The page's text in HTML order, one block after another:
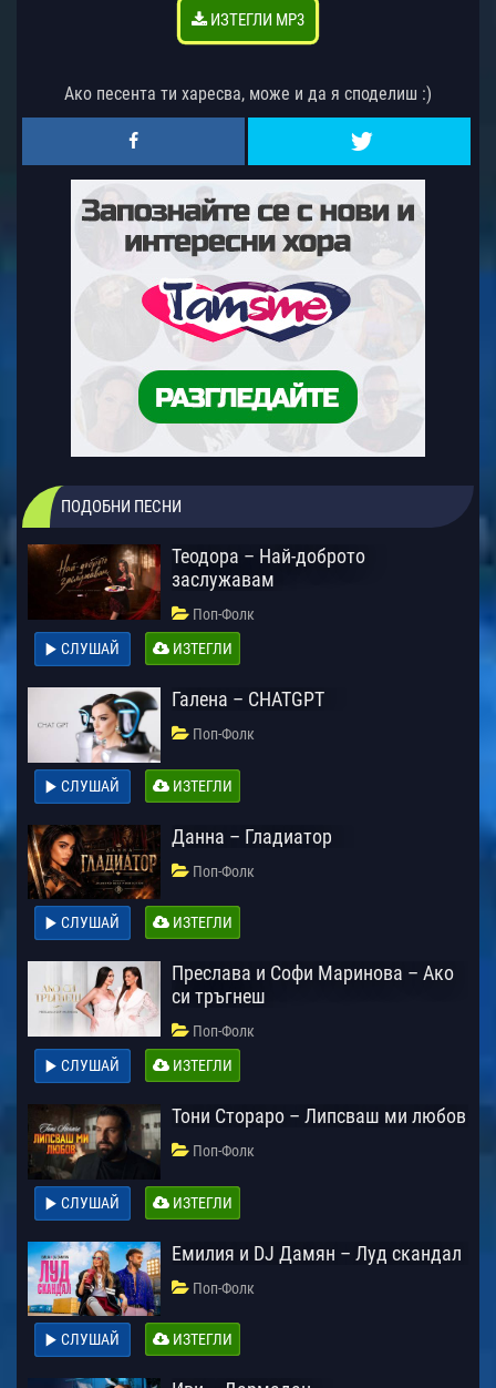
ИЗТЕГЛИ MP3
Ако песента ти харесва, може и да я споделиш :)
ПОДОБНИ ПЕСНИ
Теодора – Най-доброто
заслужавам
Поп-Фолк
СЛУШАЙ
ИЗТЕГЛИ
Галена – CHATGPT
Поп-Фолк
СЛУШАЙ ИЗТЕГЛИ
Данна – Гладиатор
Поп-Фолк
СЛУШАЙ ИЗТЕГЛИ
Преслава и Софи Маринова – Ако
си тръгнеш
Поп-Фолк
СЛУШАЙ
ИЗТЕГЛИ
Тони Стораро – Липсваш ми любов
Поп-Фолк
СЛУШАЙ ИЗТЕГЛИ
Емилия и DJ Дамян – Луд скандал
Поп-Фолк
СЛУШАЙ ИЗТЕГЛИ